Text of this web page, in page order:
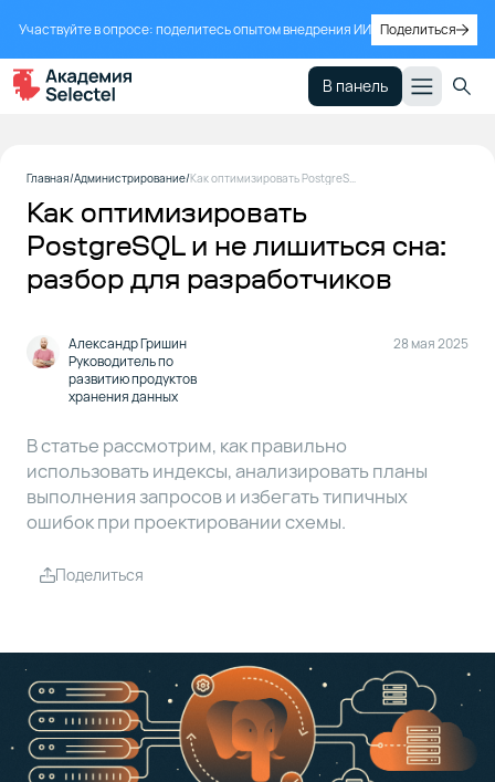
Участвуйте в опросе: поделитесь опытом внедрения ИИ Поделиться
В панель
1
СУБД на
отдельный
сервер
ручную,
ORM
переоценен
3
Используйте
EXPLAIN
значит
5
Анти-
паттерн
SELECT
*
Главная Администрирование Как оптимизировать PostgreSQL и не лишиться сна: разбор для разработчиков
Как оптимизировать
PostgreSQL и не лишиться сна:
разбор для разработчиков
Александр Гришин
Руководитель по
развитию продуктов
хранения данных
28 мая 2025
Поделиться
В статье рассмотрим, как правильно
использовать индексы, анализировать планы
выполнения запросов и избегать типичных
ошибок при проектировании схемы.